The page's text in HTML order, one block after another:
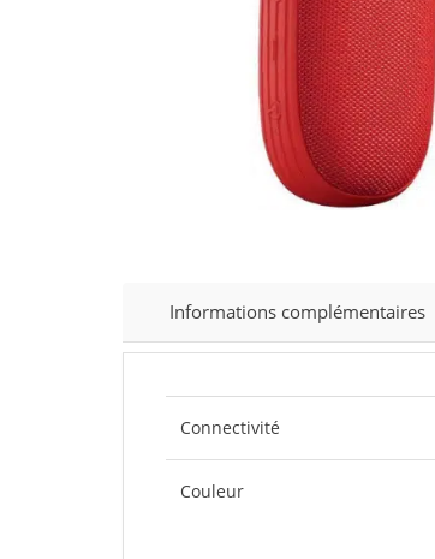
Informations complémentaires
Connectivité
Couleur